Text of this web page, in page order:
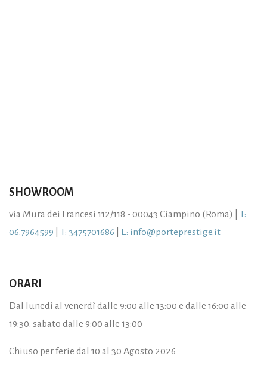
SHOWROOM
via Mura dei Francesi 112/118 - 00043 Ciampino (Roma) | T:
06.7964599
T: 3475701686 E: info@porteprestige.it
ORARI
Dal lunedì al venerdì dalle 9:00 alle 13:00 e dalle 16:00 alle
19:30. sabato dalle 9:00 alle 13:00
Chiuso per ferie dal 10 al 30 Agosto 2026